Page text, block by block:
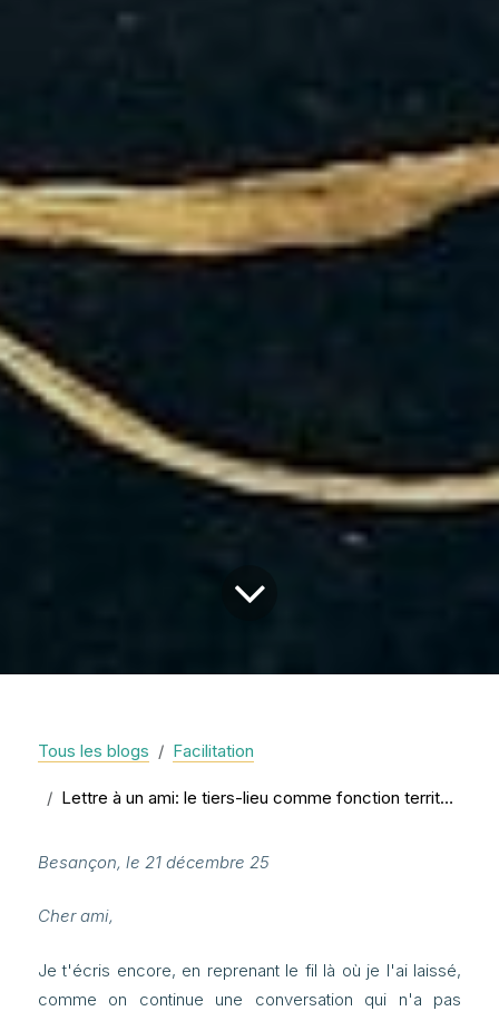
Tous les blogs Facilitation
Lettre à un ami: le tiers-lieu comme fonction territoriale 3
Besançon, le 21 décembre 25
Cher ami,
Je t'écris encore, en reprenant le fil là où je l'ai laissé,
comme on continue une conversation qui n'a pas